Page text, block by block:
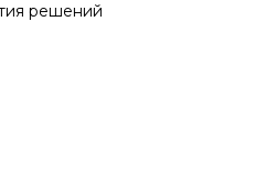
решений